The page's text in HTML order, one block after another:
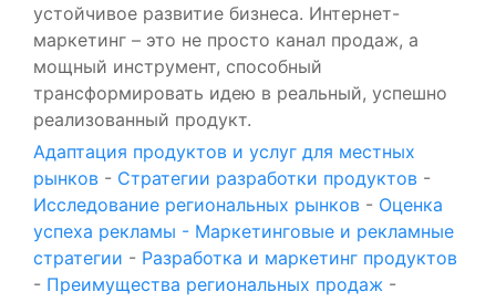
устойчивое развитие бизнеса. Интернет-
маркетинг – это не просто канал продаж, а
мощный инструмент, способный
трансформировать идею в реальный, успешно
реализованный продукт.
Адаптация продуктов и услуг для местных
рынков - Стратегии разработки продуктов -
Исследование региональных рынков - Оценка
успеха рекламы - Маркетинговые и рекламные
стратегии - Разработка и маркетинг продуктов
- Преимущества региональных продаж -